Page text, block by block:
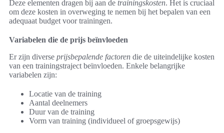
Deze elementen dragen bij aan de trainingskosten. Het is cruciaal
om deze kosten in overweging te nemen bij het bepalen van een
adequaat budget voor trainingen.
Variabelen die de prijs beïnvloeden
Er zijn diverse prijsbepalende factoren die de uiteindelijke kosten
van een trainingstraject beïnvloeden. Enkele belangrijke
variabelen zijn:
Locatie van de training
Aantal deelnemers
Duur van de training
Vorm van training (individueel of groepsgewijs)